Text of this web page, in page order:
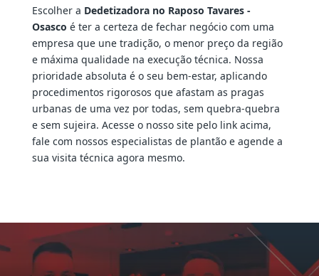
Escolher a Dedetizadora no Raposo Tavares -
Osasco é ter a certeza de fechar negócio com uma
empresa que une tradição, o menor preço da região
e máxima qualidade na execução técnica. Nossa
prioridade absoluta é o seu bem-estar, aplicando
procedimentos rigorosos que afastam as pragas
urbanas de uma vez por todas, sem quebra-quebra
e sem sujeira. Acesse o nosso site pelo link acima,
fale com nossos especialistas de plantão e agende a
sua visita técnica agora mesmo.